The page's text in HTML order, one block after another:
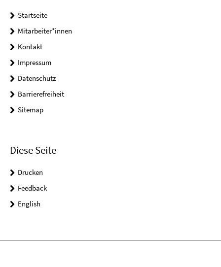
Startseite
Mitarbeiter*innen
Kontakt
Impressum
Datenschutz
Barrierefreiheit
Sitemap
Diese Seite
Drucken
Feedback
English